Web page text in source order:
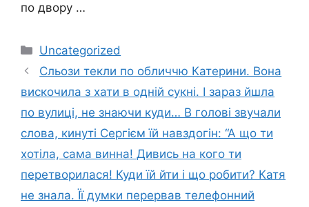
по двору …
Категорії
Uncategorized
Сльози текли по обличчю Катерини. Вона
вискочила з хати в одній сукні. І зараз йшла
по вулиці, не знаючи куди… В голові звучали
слова, кинуті Сергієм їй навздогін: “А що ти
хотіла, сама винна! Дивись на кого ти
перетворилася! Куди їй йти і що робити? Катя
не знала. Її думки перервав телефонний